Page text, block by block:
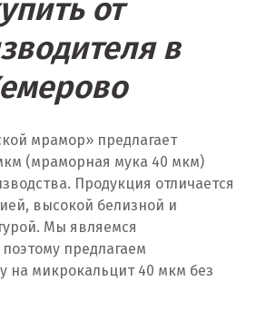
от
в
мрамор» предлагает
(мраморная мука 40 мкм)
Продукция отличается
высокой белизной и
Мы являемся
предлагаем
на микрокальцит 40 мкм без